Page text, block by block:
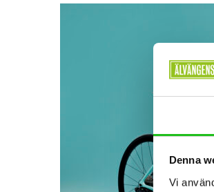
Denna
Vi